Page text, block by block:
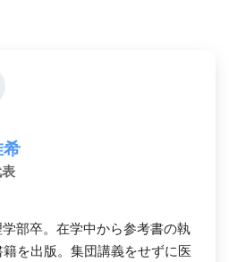
部卒。在学中から参考書の執
を出版。集団講義をせずに医